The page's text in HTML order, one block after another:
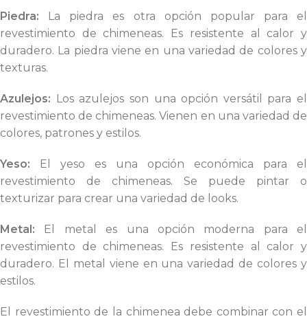
Piedra: La piedra es otra opción popular para el
revestimiento de chimeneas. Es resistente al calor y
duradero. La piedra viene en una variedad de colores y
texturas.
Azulejos: Los azulejos son una opción versátil para el
revestimiento de chimeneas. Vienen en una variedad de
colores, patrones y estilos.
Yeso: El yeso es una opción económica para el
revestimiento de chimeneas. Se puede pintar o
texturizar para crear una variedad de looks.
Metal: El metal es una opción moderna para el
revestimiento de chimeneas. Es resistente al calor y
duradero. El metal viene en una variedad de colores y
estilos.
El revestimiento de la chimenea debe combinar con el